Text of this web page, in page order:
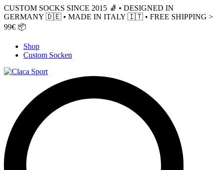
CUSTOM SOCKS SINCE 2015 🧦 • DESIGNED IN
GERMANY 🇩🇪 • MADE IN ITALY 🇮🇹 • FREE SHIPPING >
99€ 📦
Shop
Custom Socken